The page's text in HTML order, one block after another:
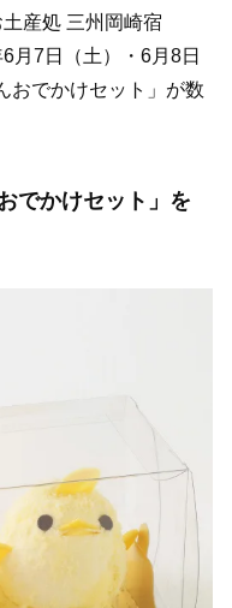
産処 三州岡崎宿
月7日（土）・6月8日
おでかけセット」が数
でかけセット」を